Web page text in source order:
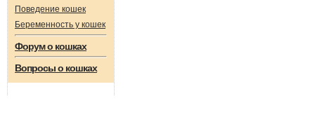
Поведение кошек
Беременность у кошек
Форум о кошках
Вопросы о кошках